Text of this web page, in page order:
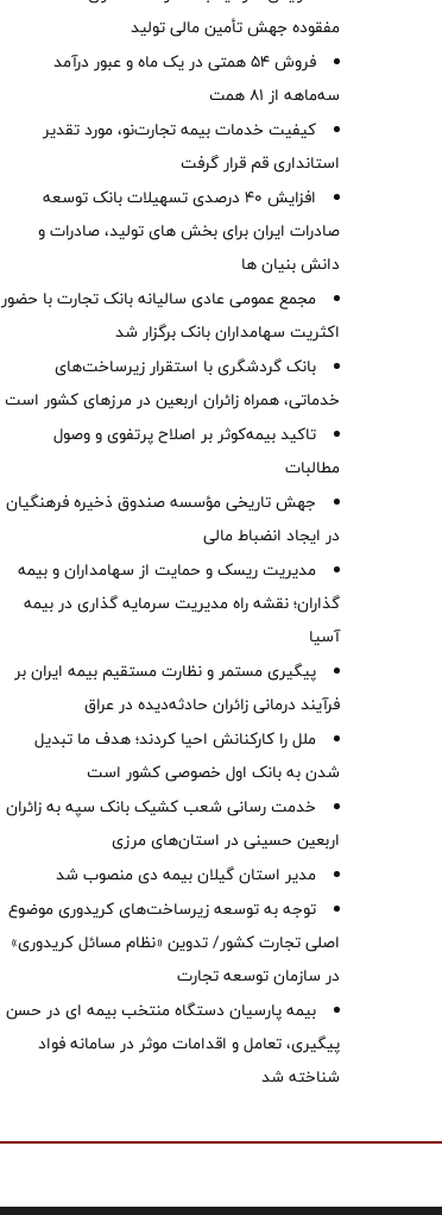
مفقوده جهش تأمین مالی تولید
فروش 54 همتی در یک ماه و عبور درآمد
سه‌ماهه از 81 همت
کیفیت خدمات بیمه تجارت‌نو، مورد تقدیر
استانداری قم قرار گرفت
افزایش 40 درصدی تسهیلات بانک توسعه
صادرات ایران برای بخش های تولید، صادرات و
دانش بنیان ها
مجمع عمومی عادی سالیانه بانک تجارت با حضور
اکثریت سهامداران بانک برگزار شد
بانک گردشگری با استقرار زیرساخت‌های
خدماتی، همراه زائران اربعین در مرزهای کشور است
تاکید بیمه‌کوثر بر اصلاح پرتفوی و وصول
مطالبات ‌
جهش تاریخی مؤسسه صندوق ذخیره فرهنگیان
در ایجاد انضباط مالی
مدیریت ریسک و حمایت از سهامداران و بیمه
گذاران؛ نقشه راه مدیریت سرمایه گذاری در بیمه
آسیا
پیگیری مستمر و نظارت مستقیم بیمه ایران بر
فرآیند درمانی زائران حادثه‌دیده در عراق
ملل را کارکنانش احیا کردند؛ هدف ما تبدیل
شدن به بانک اول خصوصی کشور است
خدمت رسانی شعب کشیک بانک سپه به زائران
اربعین حسینی در استان‌‌های مرزی
‌مدیر استان گیلان بیمه دی منصوب شد
توجه به توسعه زیرساخت‌های کریدوری موضوع
اصلی تجارت کشور/ تدوین «نظام مسائل کریدوری»
در سازمان توسعه تجارت
بیمه پارسیان دستگاه منتخب بیمه ای در حسن
پیگیری، تعامل و اقدامات موثر در سامانه فواد
شناخته شد